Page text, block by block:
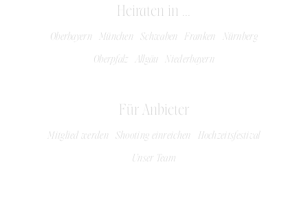
Heiraten in ...
Oberbayern München Schwaben Franken Nürnberg
Oberpfalz Allgäu Niederbayern
Für Anbieter
Mitglied werden Shooting einreichen Hochzeitsfestival
Unser Team